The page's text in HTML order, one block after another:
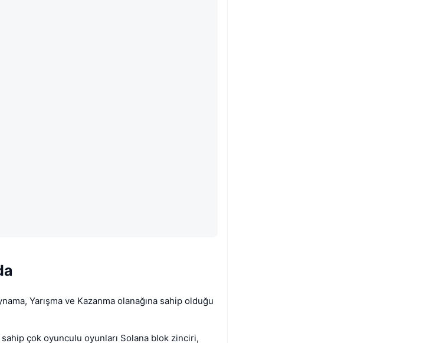
Yarışma ve Kazanma olanağına sahip olduğu
çok oyunculu oyunları Solana blok zinciri,